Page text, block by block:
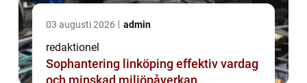
03 augusti 2026 admin
redaktionel
Sophantering linköping effektiv vardag
och minskad miljöpåverkan